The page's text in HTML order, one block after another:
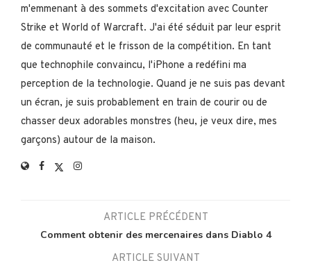
m'emmenant à des sommets d'excitation avec Counter
Strike et World of Warcraft. J'ai été séduit par leur esprit
de communauté et le frisson de la compétition. En tant
que technophile convaincu, l'iPhone a redéfini ma
perception de la technologie. Quand je ne suis pas devant
un écran, je suis probablement en train de courir ou de
chasser deux adorables monstres (heu, je veux dire, mes
garçons) autour de la maison.
ARTICLE PRÉCÉDENT
Comment obtenir des mercenaires dans Diablo 4
ARTICLE SUIVANT